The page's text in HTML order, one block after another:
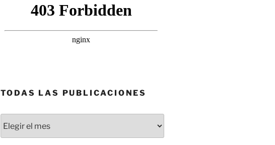
TODAS LAS PUBLICACIONES
las